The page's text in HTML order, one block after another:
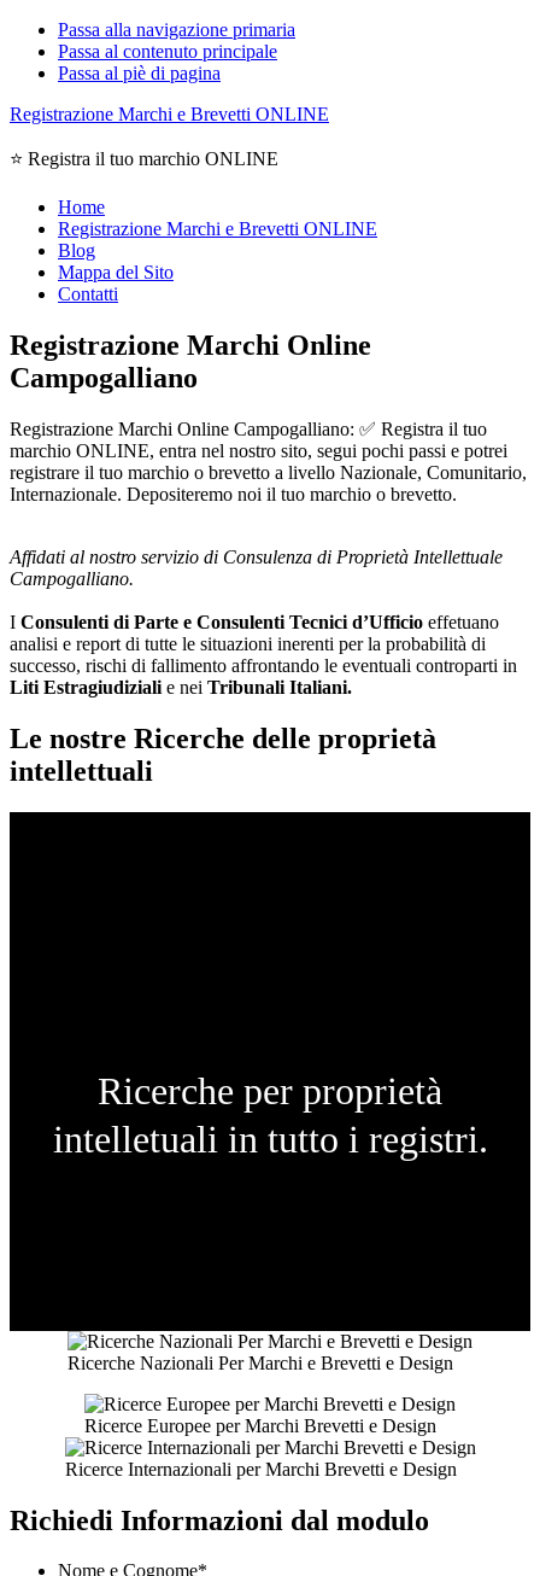
Passa alla navigazione primaria
Passa al contenuto principale
Passa al piè di pagina
Registrazione Marchi e Brevetti ONLINE
⭐ Registra il tuo marchio ONLINE
Home
Registrazione Marchi e Brevetti ONLINE
Blog
Mappa del Sito
Contatti
Registrazione Marchi Online
Campogalliano
Registrazione Marchi Online Campogalliano: ✅ Registra il tuo
marchio ONLINE, entra nel nostro sito, segui pochi passi e potrei
registrare il tuo marchio o brevetto a livello Nazionale, Comunitario,
Internazionale. Depositeremo noi il tuo marchio o brevetto.
Affidati al nostro servizio di Consulenza di Proprietà Intellettuale
Campogalliano.
I Consulenti di Parte e Consulenti Tecnici d’Ufficio effetuano
analisi e report di tutte le situazioni inerenti per la probabilità di
successo, rischi di fallimento affrontando le eventuali controparti in
Liti Estragiudiziali e nei Tribunali Italiani.
Le nostre Ricerche delle proprietà
intellettuali
Ricerche per proprietà
intelletuali in tutto i registri.
Ricerche Nazionali Per Marchi e Brevetti e Design
Ricerce Europee per Marchi Brevetti e Design
Ricerce Internazionali per Marchi Brevetti e Design
Richiedi Informazioni dal modulo
Nome e Cognome*